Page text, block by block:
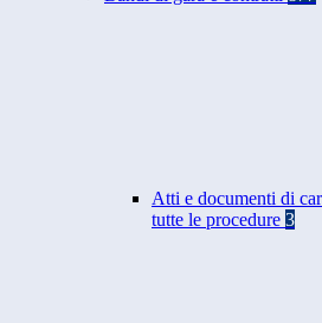
Atti e documenti di
tutte le procedure 3